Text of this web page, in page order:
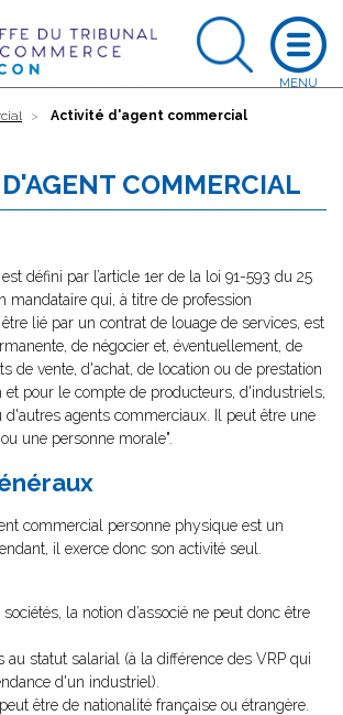
Activité d'agent commercial
COMMERCIAL
est défini par l’article 1er de la loi 91-593 du 25
mandataire qui, à titre de profession
lié par un contrat de louage de services, est
de négocier et, éventuellement, de
de vente, d'achat, de location ou de prestation
et pour le compte de producteurs, d'industriels,
agents commerciaux. Il peut être une
une personne morale".
commercial personne physique est un
il exerce donc son activité seul.
la notion d’associé ne peut donc être
statut salarial (à la différence des VRP qui
d'un industriel).
être de nationalité française ou étrangère.